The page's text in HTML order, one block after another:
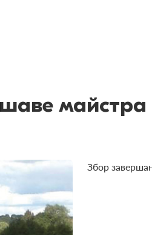
Збор